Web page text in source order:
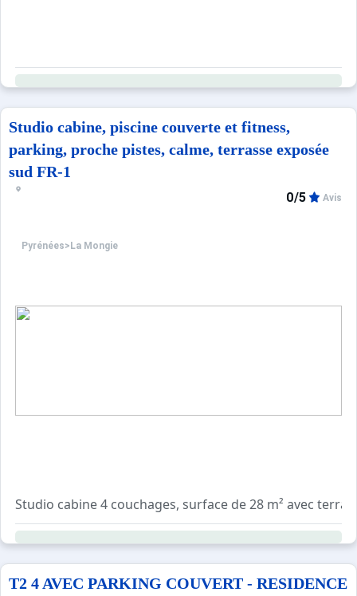
Studio cabine, piscine couverte et fitness,
parking, proche pistes, calme, terrasse exposée
sud FR-1
Pyrénées> La Mongie
0/5 Avis
Studio cabine 4 couchages, surface de 28 m² avec
La résidence bénéficie d'une piscine collective
Services + : draps, serviettes, ménage régulier,
Dépôt de garantie : 260€ par empreinte CB. Taxe de
T2 4 AVEC PARKING COUVERT - RESIDENCE